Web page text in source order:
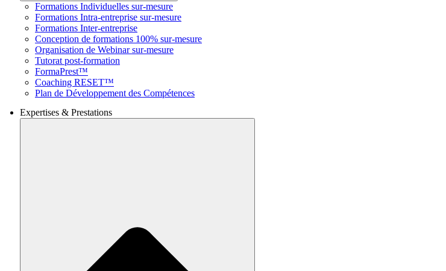
Formations Individuelles sur-mesure
Formations Intra-entreprise sur-mesure
Formations Inter-entreprise
Conception de formations 100% sur-mesure
Organisation de Webinar sur-mesure
Tutorat post-formation
FormaPrest™
Coaching RESET™
Plan de Développement des Compétences
Expertises & Prestations